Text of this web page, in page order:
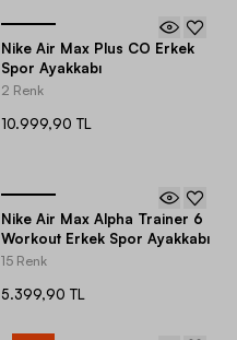
Nike Air Max Plus CO Erkek
Spor Ayakkabı
2 Renk
10.999,90 TL
Nike Air Max Alpha Trainer 6
Workout Erkek Spor Ayakkabı
15 Renk
5.399,90 TL